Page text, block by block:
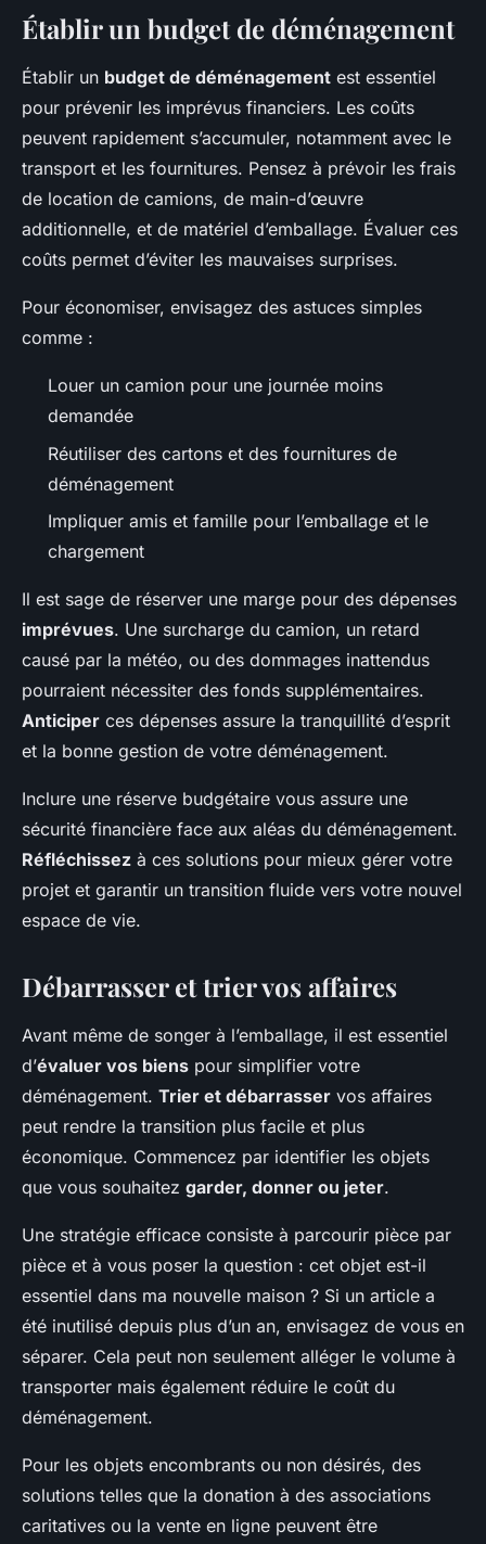
Établir un budget de déménagement
Établir un budget de déménagement est essentiel
pour prévenir les imprévus financiers. Les coûts
peuvent rapidement s’accumuler, notamment avec le
transport et les fournitures. Pensez à prévoir les frais
de location de camions, de main-d’œuvre
additionnelle, et de matériel d’emballage. Évaluer ces
coûts permet d’éviter les mauvaises surprises.
Pour économiser, envisagez des astuces simples
comme :
Louer un camion pour une journée moins
demandée
Réutiliser des cartons et des fournitures de
déménagement
Impliquer amis et famille pour l’emballage et le
chargement
Il est sage de réserver une marge pour des dépenses
imprévues. Une surcharge du camion, un retard
causé par la météo, ou des dommages inattendus
pourraient nécessiter des fonds supplémentaires.
Anticiper ces dépenses assure la tranquillité d’esprit
et la bonne gestion de votre déménagement.
Inclure une réserve budgétaire vous assure une
sécurité financière face aux aléas du déménagement.
Réfléchissez à ces solutions pour mieux gérer votre
projet et garantir un transition fluide vers votre nouvel
espace de vie.
Débarrasser et trier vos affaires
Avant même de songer à l’emballage, il est essentiel
d’évaluer vos biens pour simplifier votre
déménagement. Trier et débarrasser vos affaires
peut rendre la transition plus facile et plus
économique. Commencez par identifier les objets
que vous souhaitez garder, donner ou jeter.
Une stratégie efficace consiste à parcourir pièce par
pièce et à vous poser la question : cet objet est-il
essentiel dans ma nouvelle maison ? Si un article a
été inutilisé depuis plus d’un an, envisagez de vous en
séparer. Cela peut non seulement alléger le volume à
transporter mais également réduire le coût du
déménagement.
Pour les objets encombrants ou non désirés, des
solutions telles que la donation à des associations
caritatives ou la vente en ligne peuvent être